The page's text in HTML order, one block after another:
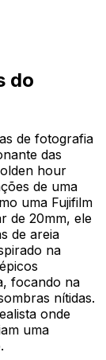
do
de fotografia
das
hour
de uma
uma Fujifilm
de 20mm, ele
de areia
na
focando na
nítidas.
onde
uma